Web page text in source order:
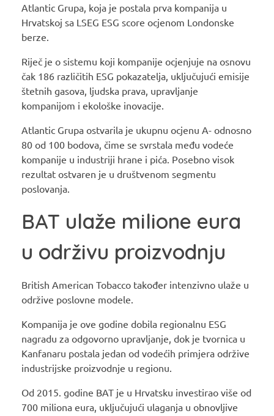
Atlantic Grupa, koja je postala prva kompanija u
Hrvatskoj sa LSEG ESG score ocjenom Londonske
berze.
Riječ je o sistemu koji kompanije ocjenjuje na osnovu
čak 186 različitih ESG pokazatelja, uključujući emisije
štetnih gasova, ljudska prava, upravljanje
kompanijom i ekološke inovacije.
Atlantic Grupa ostvarila je ukupnu ocjenu A- odnosno
80 od 100 bodova, čime se svrstala među vodeće
kompanije u industriji hrane i pića. Posebno visok
rezultat ostvaren je u društvenom segmentu
poslovanja.
BAT ulaže milione eura
u održivu proizvodnju
British American Tobacco također intenzivno ulaže u
održive poslovne modele.
Kompanija je ove godine dobila regionalnu ESG
nagradu za odgovorno upravljanje, dok je tvornica u
Kanfanaru postala jedan od vodećih primjera održive
industrijske proizvodnje u regionu.
Od 2015. godine BAT je u Hrvatsku investirao više od
700 miliona eura, uključujući ulaganja u obnovljive